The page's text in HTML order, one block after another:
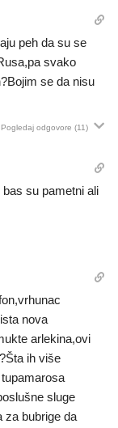
peh da su se
svako
se da nisu
Pogledaj odgovore (11)
su pametni ali
nova
arlekina,ovi
ih više
sluge
za bubrige da